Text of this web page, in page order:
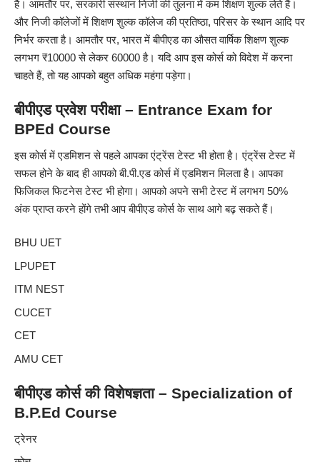
है। आमतौर पर, सरकारी संस्थान निजी की तुलना में कम शिक्षण शुल्क लेते हैं।
और निजी कॉलेजों में शिक्षण शुल्क कॉलेज की प्रतिष्ठा, परिसर के स्थान आदि पर
निर्भर करता है। आमतौर पर, भारत में बीपीएड का औसत वार्षिक शिक्षण शुल्क
लगभग ₹10000 से लेकर 60000है। यदि आप इस कोर्स को विदेश में करना
चाहते हैं, तो यह आपको बहुत अधिक महंगा पड़ेगा।
बीपीएडप्रवेश परीक्षा – Entrance Exam for
BPEd Course
इस कोर्स में एडमिशन से पहले आपका एंट्रेंस टेस्ट भी होता है। एंट्रेंस टेस्ट में
सफल होने के बाद ही आपको बी.पी.एड कोर्स में एडमिशन मिलता है। आपका
फिजिकल फिटनेस टेस्ट भी होगा। आपको अपने सभी टेस्ट में लगभग 50%
अंक प्राप्त करने होंगे तभी आप बीपीएड कोर्स के साथ आगे बढ़ सकते हैं।
BHU UET
LPUPET
ITM NEST
CUCET
CET
AMU CET
बीपीएड कोर्स की विशेषज्ञता – Specialization of
B.P.Ed Course
ट्रेनर